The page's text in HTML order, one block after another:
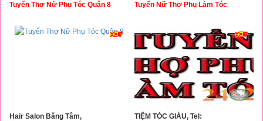
Tuyển Thợ Nữ Phụ Tóc Quận 8
Hair Salon Băng Tâm,
Tuyển Nữ Thợ Phụ Làm Tóc
TIỆM TÓC GIÀU, Tel: